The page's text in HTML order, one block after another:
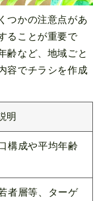
つかの注意点があ
ることが重要で
齢など、地域ごと
容でチラシを作成
明
構成や平均年齢
者層等、ターゲ